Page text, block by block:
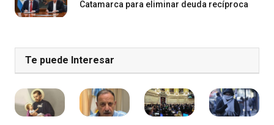
Catamarca para eliminar deuda recíproca
Te puede Interesar